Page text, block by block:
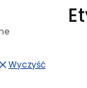
Wyczyść